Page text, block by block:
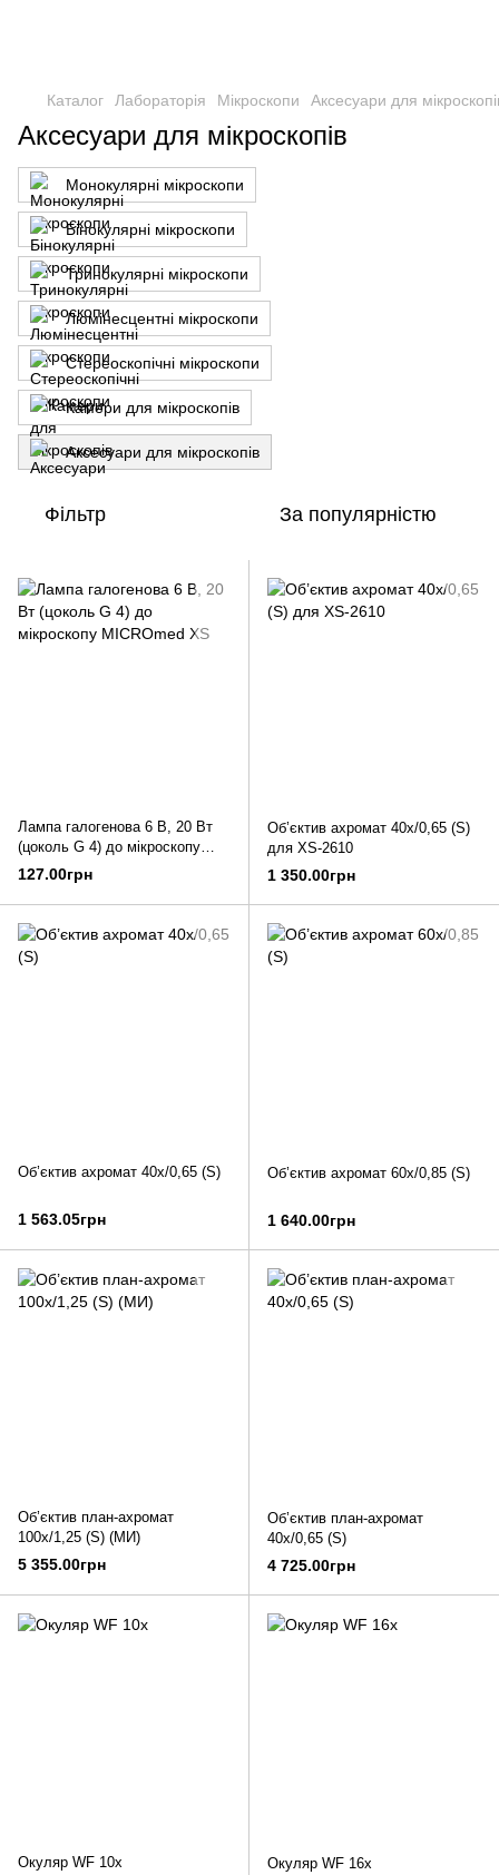
Каталог Лабораторія Мікроскопи Аксесуари для
Аксесуари для мікроскопів
Монокулярні мікроскопи
Бінокулярні мікроскопи
Тринокулярні мікроскопи
Люмінесцентні мікроскопи
Стереоскопічні мікроскопи
Камери для мікроскопів
Аксесуари для мікроскопів
Фільтр За популярністю
Лампа галогенова 6 В, 20 Вт
(цоколь G 4) до мікроскопу
MICROmed XS
127.00грн
Об’єктив ахромат 40х/0,65 (S)
для XS-2610
1 350.00грн
Об’єктив ахромат 40х/0,65 (S)
1 563.05грн
Об’єктив ахромат 60х/0,85 (S)
1 640.00грн
Об’єктив план-ахромат
100х/1,25 (S) (МИ)
5 355.00грн
Об’єктив план-ахромат
40х/0,65 (S)
4 725.00грн
Окуляр WF 10х Окуляр WF 16х